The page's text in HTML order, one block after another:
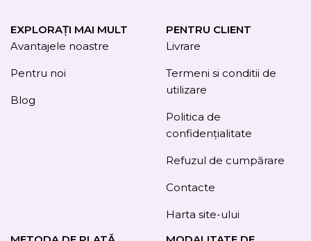
EXPLORAȚI MAI MULT
Avantajele noastre
Pentru noi
Blog
PENTRU CLIENT
Livrare
Termeni si conditii de
utilizare
Politica de
confidențialitate
Refuzul de cumpărare
Contacte
Harta site-ului